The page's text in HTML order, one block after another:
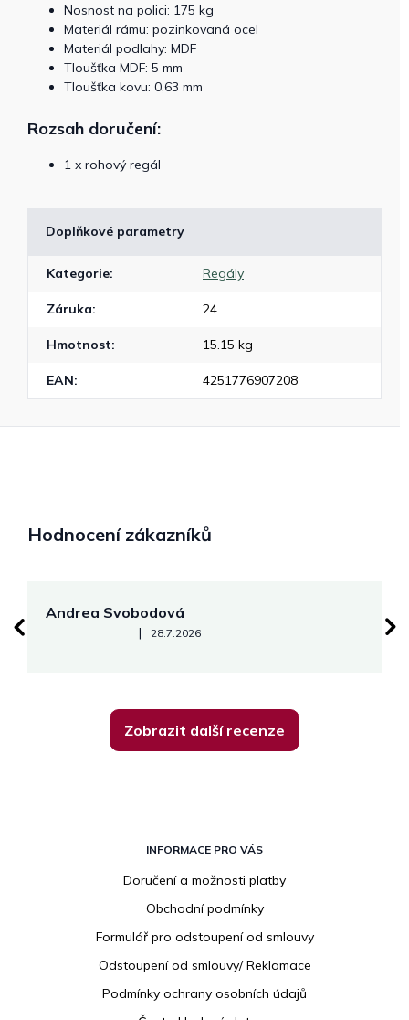
Nosnost na polici: 175 kg
Materiál rámu: pozinkovaná ocel
Materiál podlahy: MDF
Tloušťka MDF: 5 mm
Tloušťka kovu: 0,63 mm
Rozsah doručení:
1 x rohový regál
Doplňkové parametry
Kategorie: Regály
Záruka: 24
Hmotnost: 15.15 kg
EAN: 4251776907208
Hodnocení zákazníků
Andrea Svobodová
Hodnocení obchodu je 5 z 5 hvězdiček.
| 28.7.2026
Zobrazit další recenze
INFORMACE PRO VÁS
Doručení a možnosti platby
Obchodní podmínky
Formulář pro odstoupení od smlouvy
Odstoupení od smlouvy/ Reklamace
Podmínky ochrany osobních údajů